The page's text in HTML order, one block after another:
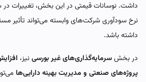
داشت. نوسانات قیمتی در این بخش، تغییرات
داشته باشد.
در بخشسرمایه‌گذاری‌های غیر بورسینیز،
پروژه‌های صنعتی و مدیریت بهینه دارایی‌ها